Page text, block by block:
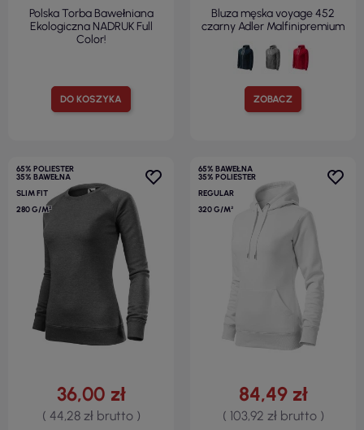
DO KOSZYKA
Polska Torba Bawełniana
Ekologiczna NADRUK Full
Color!
ZOBACZ
Bluza męska voyage 452
czarny Adler Malfinipremium
65% POLIESTER
35% BAWEŁNA
SLIM FIT
280 G/M²
36,00 zł
( 44,28 zł brutto )
65% BAWEŁNA
35% POLIESTER
REGULAR
320 G/M²
84,49 zł
( 103,92 zł brutto )